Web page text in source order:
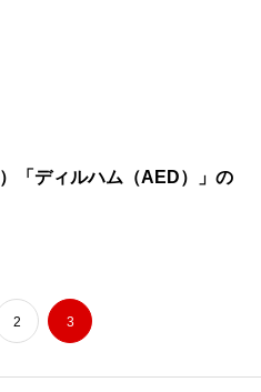
「ディルハム（AED）」の
2 3